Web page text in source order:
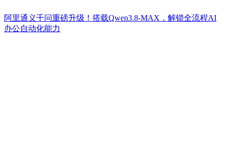
阿里通义千问重磅升级！搭载Qwen3.8-MAX，解锁全流程AI
办公自动化能力